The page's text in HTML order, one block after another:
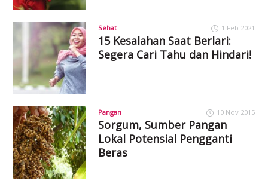
Sehat 1 Feb 2021
15 Kesalahan Saat Berlari:
Segera Cari Tahu dan Hindari!
Pangan 10 Nov 2015
Sorgum, Sumber Pangan
Lokal Potensial Pengganti
Beras